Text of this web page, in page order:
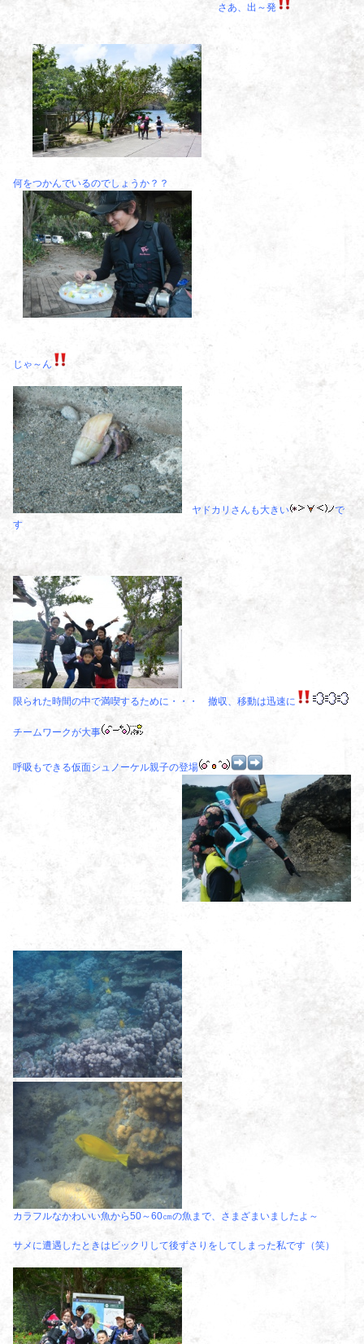
さあ、出～発
何をつかんでいるのでしょうか？？
じゃ～ん
ヤドカリさんも大きい
で
す
限られた時間の中で満喫するために・・・ 撤収、移動は迅速に
チームワークが大事
呼吸もできる仮面シュノーケル親子の登場
カラフルなかわいい魚から50～60㎝の魚まで、さまざまいましたよ～
サメに遭遇したときはビックリして後ずさりをしてしまった私です（笑）